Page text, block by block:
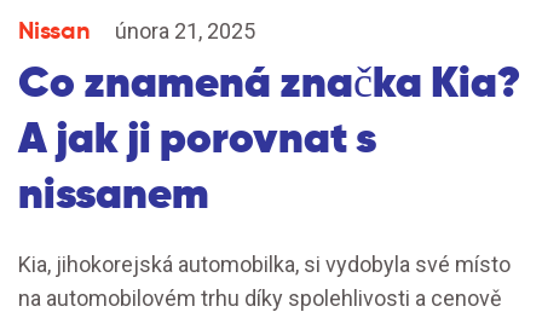
Nissan února 21, 2025
Co znamená značka Kia?
A jak ji porovnat s
nissanem
Kia, jihokorejská automobilka, si vydobyla své místo
na automobilovém trhu díky spolehlivosti a cenově